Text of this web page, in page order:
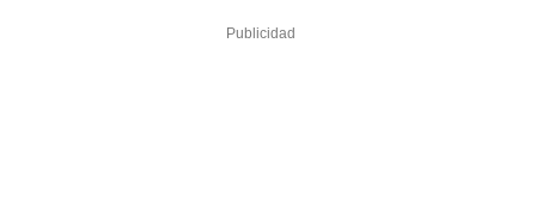
Publicidad